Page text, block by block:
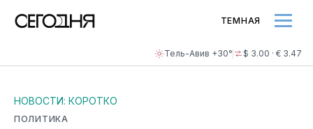
Тель-Авив +30° $ 3.00 · € 3.47
ТЕМНАЯ
НОВОСТИ: КОРОТКО
ПОЛИТИКА